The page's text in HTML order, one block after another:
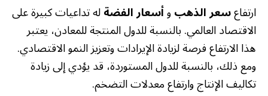
ارتفاعسعر الذهبوأسعار الفضةله تداعيات كبيرة على
الاقتصاد العالمي. بالنسبة للدول المنتجة للمعادن، يعتبر
هذا الارتفاع فرصة لزيادة الإيرادات وتعزيز النمو الاقتصادي.
ومع ذلك، بالنسبة للدول المستوردة، قد يؤدي إلى زيادة
تكاليف الإنتاج وارتفاع معدلات التضخم.